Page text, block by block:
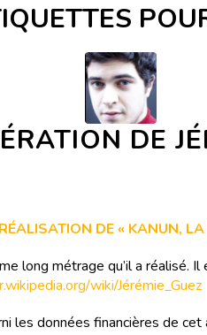
DE
DE « KANUN,
long métrage qu’il a réalisé.
wiki/Jérémie_Guez
les données financières de cet